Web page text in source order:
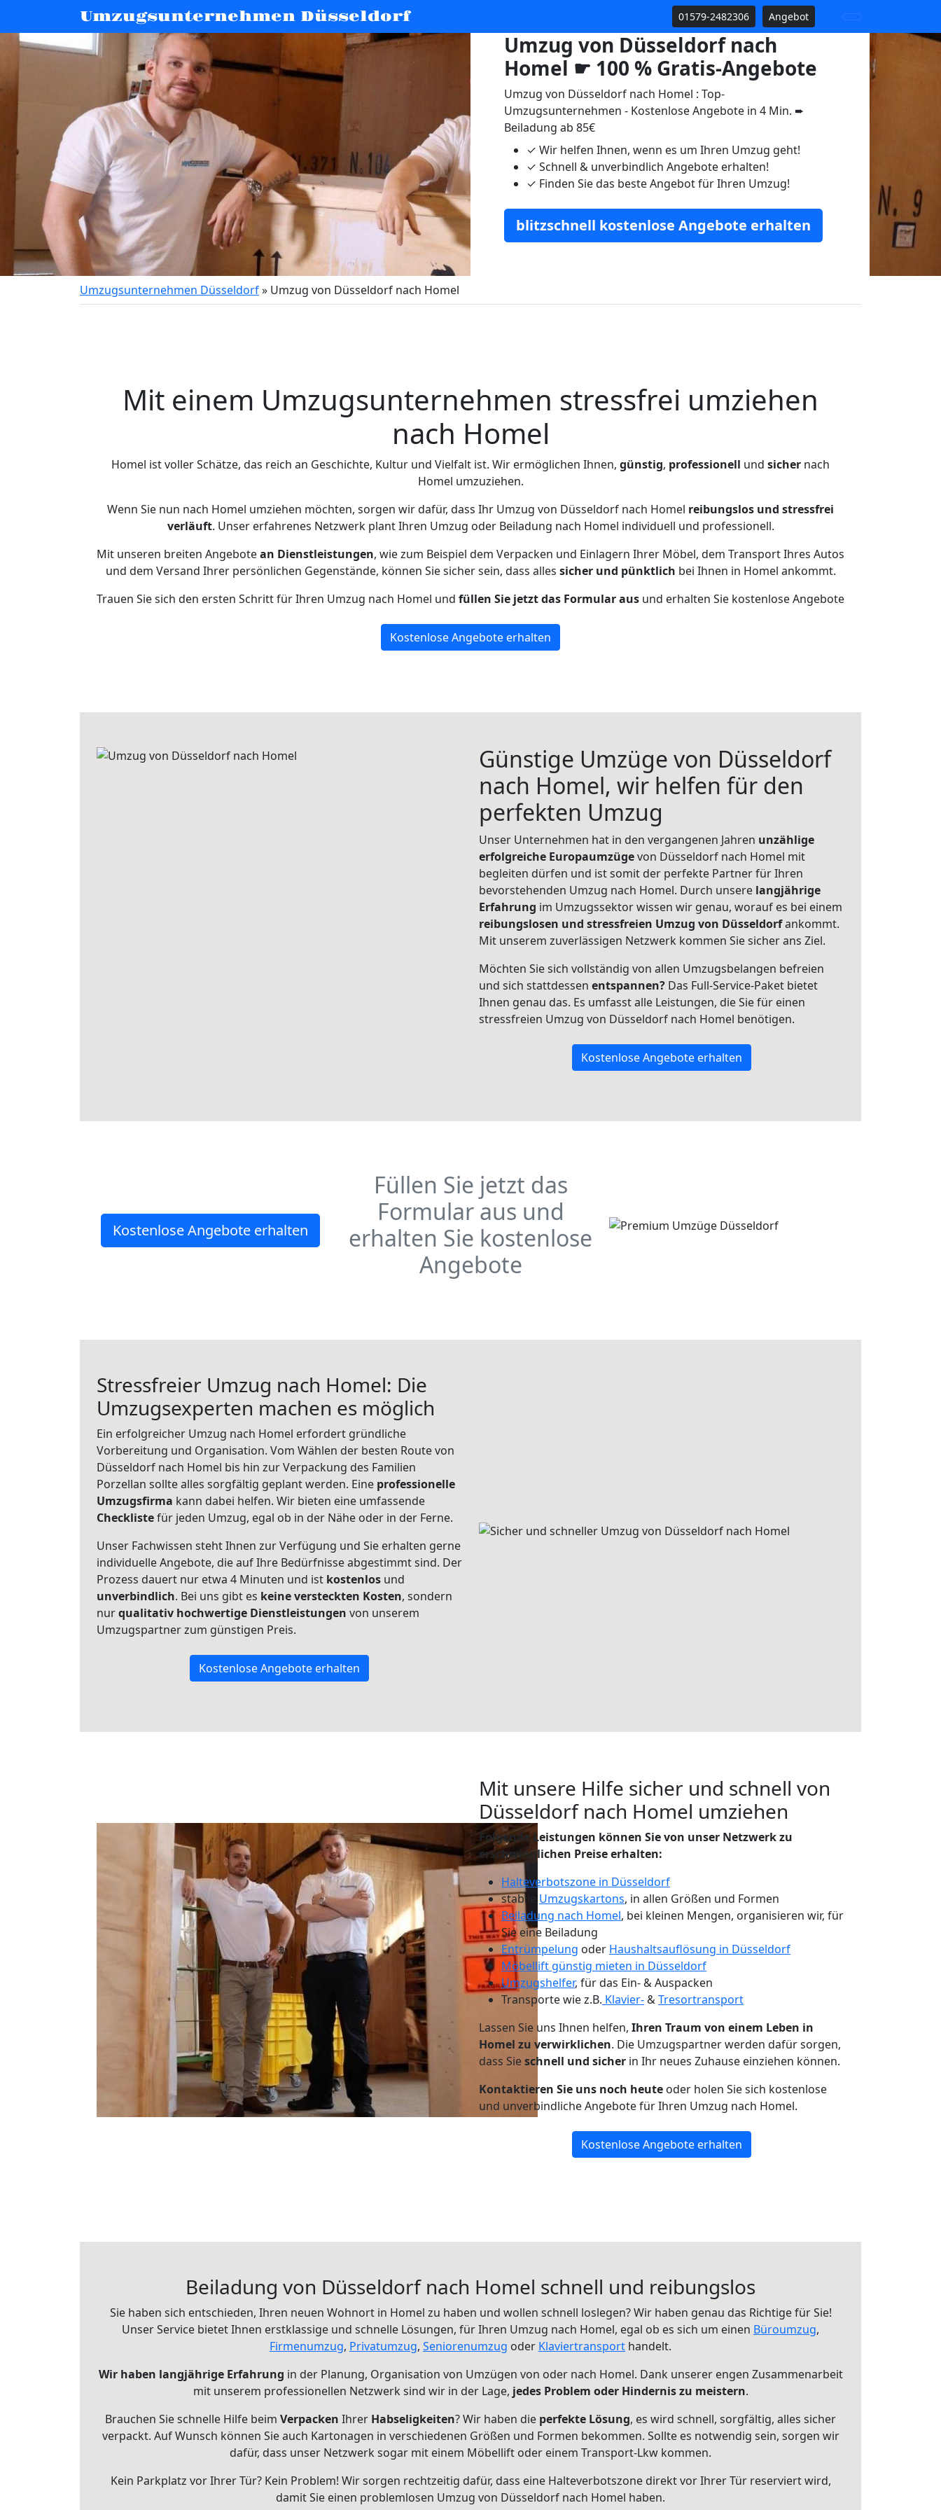
Umzugsunternehmen Düsseldorf 01579-2482306 Angebot
Umzug von Düsseldorf nach
Homel ☛ 100 % Gratis-Angebote
Umzug von Düsseldorf nach Homel : Top-
Umzugsunternehmen - Kostenlose Angebote in 4 Min. ➨
Beiladung ab 85€
✓ Wir helfen Ihnen, wenn es um Ihren Umzug geht!
✓ Schnell & unverbindlich Angebote erhalten!
✓ Finden Sie das beste Angebot für Ihren Umzug!
blitzschnell kostenlose Angebote erhalten
Umzugsunternehmen Düsseldorf» Umzug von Düsseldorf nach Homel
Mit einem Umzugsunternehmen stressfrei umziehen
nach Homel
Homel ist voller Schätze, das reich an Geschichte, Kultur und Vielfalt ist. Wir ermöglichen Ihnen, günstig, professionell und sicher nach
Homel umzuziehen.
Wenn Sie nun nach Homel umziehen möchten, sorgen wir dafür, dass Ihr Umzug von Düsseldorf nach Homel reibungslos und stressfrei
verläuft. Unser erfahrenes Netzwerk plant Ihren Umzug oder Beiladung nach Homel individuell und professionell.
Mit unseren breiten Angebotean Dienstleistungen, wie zum Beispiel dem Verpacken und Einlagern Ihrer Möbel, dem Transport Ihres Autos
und dem Versand Ihrer persönlichen Gegenstände, können Sie sicher sein, dass alles sicher und pünktlich bei Ihnen in Homel ankommt.
Trauen Sie sich den ersten Schritt für Ihren Umzug nach Homel und füllen Sie jetzt das Formular aus und erhalten Sie kostenlose Angebote
Kostenlose Angebote erhalten
Günstige Umzüge von Düsseldorf
nach Homel, wir helfen für den
perfekten Umzug
Unser Unternehmen hat in den vergangenen Jahren unzählige
erfolgreiche Europaumzügevon Düsseldorf nach Homel mit
begleiten dürfen und ist somit der perfekte Partner für Ihren
bevorstehenden Umzug nach Homel. Durch unsere langjährige
Erfahrung im Umzugssektor wissen wir genau, worauf es bei einem
reibungslosen und stressfreien Umzug von Düsseldorfankommt.
Mit unserem zuverlässigen Netzwerk kommen Sie sicher ans Ziel.
Möchten Sie sich vollständig von allen Umzugsbelangen befreien
und sich stattdessen entspannen? Das Full-Service-Paket bietet
Ihnen genau das. Es umfasst alle Leistungen, die Sie für einen
stressfreien Umzug von Düsseldorf nach Homel benötigen.
Kostenlose Angebote erhalten
Kostenlose Angebote erhalten
Füllen Sie jetzt das
Formular aus und
erhalten Sie kostenlose
Angebote
Stressfreier Umzug nach Homel: Die
Umzugsexperten machen es möglich
Ein erfolgreicher Umzug nach Homel erfordert gründliche
Vorbereitung und Organisation. Vom Wählen der besten Route von
Düsseldorf nach Homel bis hin zur Verpackung des Familien
Porzellan sollte alles sorgfältig geplant werden. Eine professionelle
Umzugsfirma kann dabei helfen. Wir bieten eine umfassende
Checklistefür jeden Umzug, egal ob in der Nähe oder in der Ferne.
Unser Fachwissen steht Ihnen zur Verfügung und Sie erhalten gerne
individuelle Angebote, die auf Ihre Bedürfnisse abgestimmt sind. Der
Prozess dauert nur etwa 4 Minuten und ist kostenlos und
unverbindlich. Bei uns gibt es keine versteckten Kosten, sondern
nurqualitativ hochwertige Dienstleistungen von unserem
Umzugspartner zum günstigen Preis.
Kostenlose Angebote erhalten
Mit unsere Hilfe sicher und schnell von
Düsseldorf nach Homel umziehen
Folgende Leistungen können Sie von unser Netzwerk zu
erschwinglichen Preise erhalten:
Halteverbotszone in Düsseldorf
stabile Umzugskartons, in allen Größen und Formen
Beiladung nach Homel, bei kleinen Mengen, organisieren wir, für
Sie eine Beiladung
Entrümpelung oder Haushaltsauflösung in Düsseldorf
Möbellift günstig mieten in Düsseldorf
Umzugshelfer, für das Ein- & Auspacken
Transporte wie z.B. Klavier-&Tresortransport
Lassen Sie uns Ihnen helfen, Ihren Traum von einem Leben in
Homel zu verwirklichen. Die Umzugspartner werden dafür sorgen,
dass Sieschnell und sicher in Ihr neues Zuhause einziehen können.
Kontaktieren Sie uns noch heute oder holen Sie sich kostenlose
und unverbindliche Angebote für Ihren Umzug nach Homel.
Kostenlose Angebote erhalten
Beiladung von Düsseldorf nach Homel schnell und reibungslos
Sie haben sich entschieden, Ihren neuen Wohnort in Homel zu haben und wollen schnell loslegen? Wir haben genau das Richtige für Sie!
Unser Service bietet Ihnen erstklassige und schnelle Lösungen, für Ihren Umzug nach Homel, egal ob es sich um einen Büroumzug,
Firmenumzug, Privatumzug, Seniorenumzug oder Klaviertransport handelt.
Wir haben langjährige Erfahrung in der Planung, Organisation von Umzügen von oder nach Homel. Dank unserer engen Zusammenarbeit
mit unserem professionellen Netzwerk sind wir in der Lage, jedes Problem oder Hindernis zu meistern.
Brauchen Sie schnelle Hilfe beim Verpacken Ihrer Habseligkeiten? Wir haben die perfekte Lösung, es wird schnell, sorgfältig, alles sicher
verpackt. Auf Wunsch können Sie auch Kartonagen in verschiedenen Größen und Formen bekommen. Sollte es notwendig sein, sorgen wir
dafür, dass unser Netzwerk sogar mit einem Möbellift oder einem Transport-Lkw kommen.
Kein Parkplatz vor Ihrer Tür? Kein Problem! Wir sorgen rechtzeitig dafür, dass eine Halteverbotszone direkt vor Ihrer Tür reserviert wird,
damit Sie einen problemlosen Umzug von Düsseldorf nach Homel haben.